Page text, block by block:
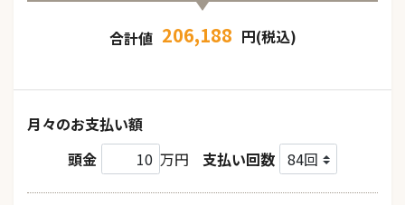
合計値 206,188 円(税込)
月々のお支払い額
頭金
万円 支払い回数